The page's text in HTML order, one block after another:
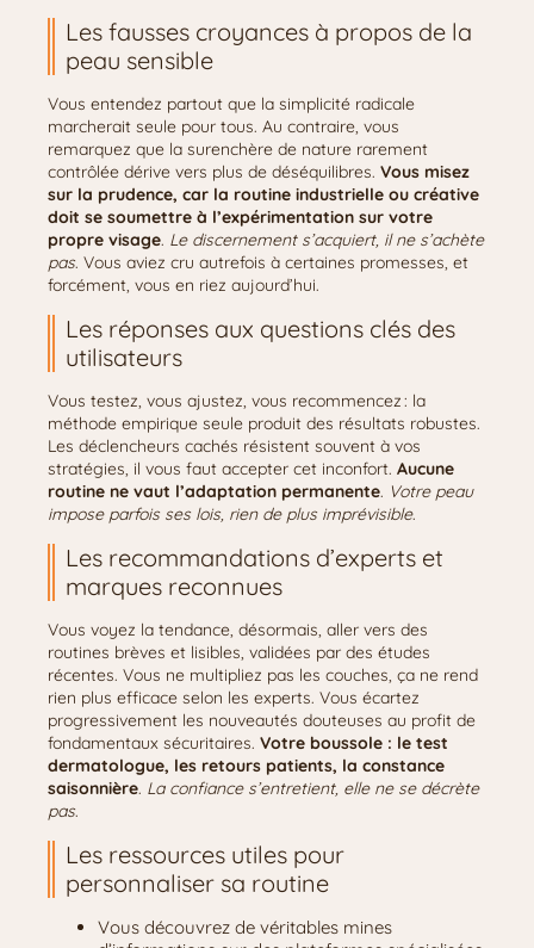
Les fausses croyances à propos de la
peau sensible
Vous entendez partout que la simplicité radicale
marcherait seule pour tous. Au contraire, vous
remarquez que la surenchère de nature rarement
contrôlée dérive vers plus de déséquilibres. Vous misez
sur la prudence, car la routine industrielle ou créative
doit se soumettre à l’expérimentation sur votre
propre visage. Le discernement s’acquiert, il ne s’achète
pas. Vous aviez cru autrefois à certaines promesses, et
forcément, vous en riez aujourd’hui.
Les réponses aux questions clés des
utilisateurs
Vous testez, vous ajustez, vous recommencez : la
méthode empirique seule produit des résultats robustes.
Les déclencheurs cachés résistent souvent à vos
stratégies, il vous faut accepter cet inconfort. Aucune
routine ne vaut l’adaptation permanente. Votre peau
impose parfois ses lois, rien de plus imprévisible.
Les recommandations d’experts et
marques reconnues
Vous voyez la tendance, désormais, aller vers des
routines brèves et lisibles, validées par des études
récentes. Vous ne multipliez pas les couches, ça ne rend
rien plus efficace selon les experts. Vous écartez
progressivement les nouveautés douteuses au profit de
fondamentaux sécuritaires. Votre boussole : le test
dermatologue, les retours patients, la constance
saisonnière. La confiance s’entretient, elle ne se décrète
pas.
Les ressources utiles pour
personnaliser sa routine
Vous découvrez de véritables mines